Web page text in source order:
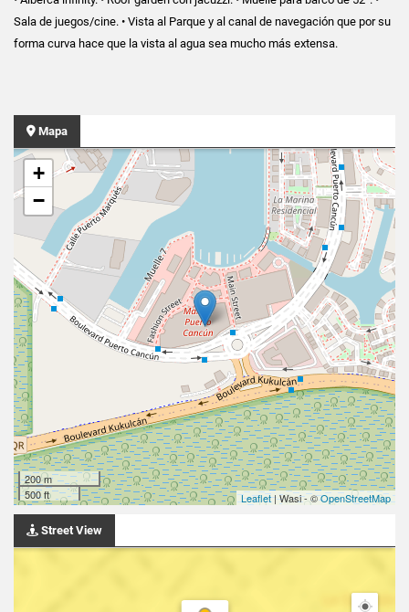
Sala de juegos/cine. • Vista al Parque y al canal de navegación que por su
forma curva hace que la vista al agua sea mucho más extensa.
Mapa
+
−
200 m
500 ft
Leaflet| Wasi - ©OpenStreetMap
Street View